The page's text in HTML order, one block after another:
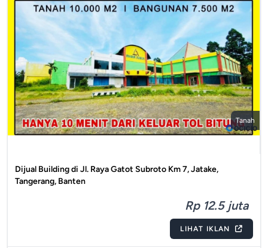
Tanah
Dijual Building di Jl. Raya Gatot Subroto Km 7, Jatake,
Tangerang, Banten
Rp 12.5 juta
LIHAT IKLAN